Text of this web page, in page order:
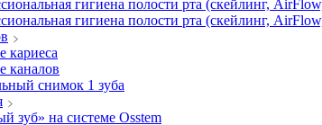
гигиена полости рта (скейлинг,
гигиена полости рта (скейлинг,
кариеса
каналов
снимок 1 зуба
зуб» на системе Osstem